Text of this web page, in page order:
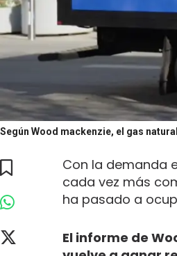
Según Wood mackenzie, el gas
Con la demanda
cada vez más
ha pasado a
El informe de